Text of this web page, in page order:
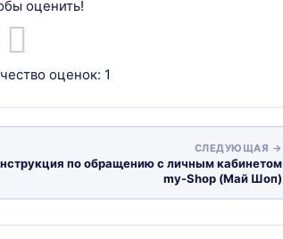
оценить!
оценок: 1
СЛЕДУЮЩАЯ →
по обращению с личным кабинетом
my-Shop (Май Шоп)